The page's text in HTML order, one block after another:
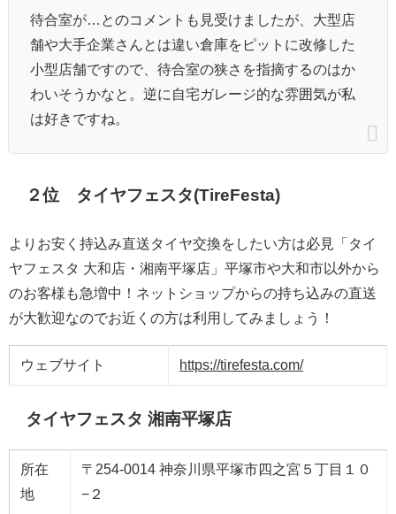
待合室が…とのコメントも見受けましたが、大型店
舗や大手企業さんとは違い倉庫をピットに改修した
小型店舗ですので、待合室の狭さを指摘するのはか
わいそうかなと。逆に自宅ガレージ的な雰囲気が私
は好きですね。
２位 タイヤフェスタ(TireFesta)
よりお安く持込み直送タイヤ交換をしたい方は必見「タイ
ヤフェスタ 大和店・湘南平塚店」平塚市や大和市以外から
のお客様も急増中！ネットショップからの持ち込みの直送
が大歓迎なのでお近くの方は利用してみましょう！
ウェブサイト https://tirefesta.com/
タイヤフェスタ 湘南平塚店
所在
地
〒254-0014 神奈川県平塚市四之宮５丁目１０
−２